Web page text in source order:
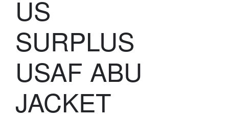
US
SURPLUS
USAF ABU
JACKET